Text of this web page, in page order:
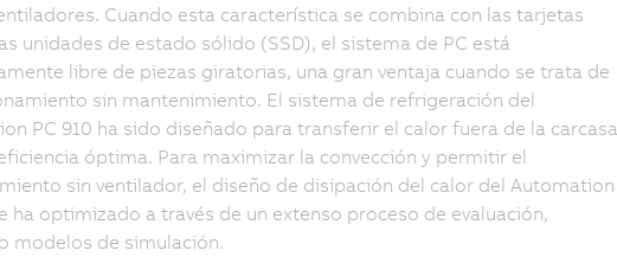
Cuando esta característica se combina con las tarjetas
unidades de estado sólido (SSD), el sistema de PC está
libre de piezas giratorias, una gran ventaja cuando se trata de
sin mantenimiento. El sistema de refrigeración del
PC 910 ha sido diseñado para transferir el calor fuera de la carcasa
óptima. Para maximizar la convección y permitir el
sin ventilador, el diseño de disipación del calor del Automation
ha optimizado a través de un extenso proceso de evaluación,
modelos de simulación.